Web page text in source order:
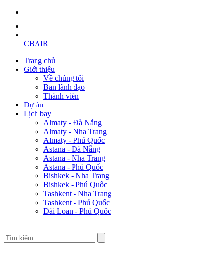
CBAIR
Trang chủ
Giới thiệu
Về chúng tôi
Ban lãnh đạo
Thành viên
Dự án
Lịch bay
Almaty - Đà Nẵng
Almaty - Nha Trang
Almaty - Phú Quốc
Astana - Đà Nẵng
Astana - Nha Trang
Astana - Phú Quốc
Bishkek - Nha Trang
Bishkek - Phú Quốc
Tashkent - Nha Trang
Tashkent - Phú Quốc
Đài Loan - Phú Quốc